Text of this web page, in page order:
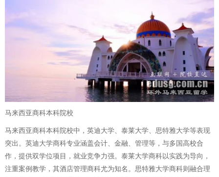
马来西亚商科本科院校
马来西亚商科本科院校中，英迪大学、泰莱大学、思特雅大学等表现
突出。英迪大学商科专业涵盖会计、金融、管理等，与多国高校合
作，提供双学位项目，就业竞争力强。泰莱大学商科以实践为导向，
注重案例教学，其酒店管理商科尤为知名。思特雅大学商科则融合理